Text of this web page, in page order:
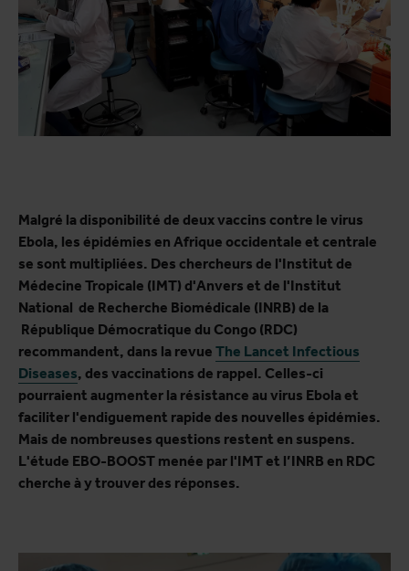
Malgré la disponibilité de deux vaccins contre le virus
Ebola, les épidémies en Afrique occidentale et centrale
se sont multipliées. Des chercheurs de l'Institut de
Médecine Tropicale (IMT) d'Anvers et de l'Institut
National de Recherche Biomédicale (INRB) de la
République Démocratique du Congo (RDC)
recommandent, dans la revue The Lancet Infectious
Diseases, des vaccinations de rappel. Celles-ci
pourraient augmenter la résistance au virus Ebola et
faciliter l'endiguement rapide des nouvelles épidémies.
Mais de nombreuses questions restent en suspens.
L'étude EBO-BOOST menée par l'IMT et l’INRB en RDC
cherche à y trouver des réponses.